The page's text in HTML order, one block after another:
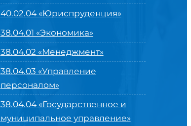
40.02.04 «Юриспруденция»
38.04.01 «Экономика»
38.04.02 «Менеджмент»
38.04.03 «Управление
персоналом»
38.04.04 «Государственное и
муниципальное управление»